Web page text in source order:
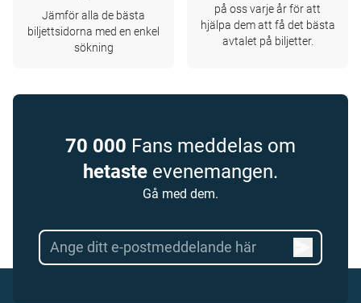
Jämför alla de bästa
biljettsidorna med en enkel
sökning
på oss varje år för att
hjälpa dem att få det bästa
avtalet på biljetter.
70 000 Fans meddelas om
hetaste evenemangen.
Gå med dem.